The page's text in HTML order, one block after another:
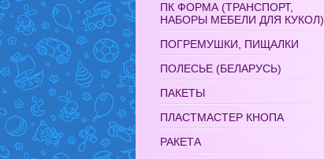
ПК ФОРМА (ТРАНСПОРТ,
НАБОРЫ МЕБЕЛИ ДЛЯ КУКОЛ)
ПОГРЕМУШКИ, ПИЩАЛКИ
ПОЛЕСЬЕ (БЕЛАРУСЬ)
ПАКЕТЫ
ПЛАСТМАСТЕР КНОПА
РАКЕТА